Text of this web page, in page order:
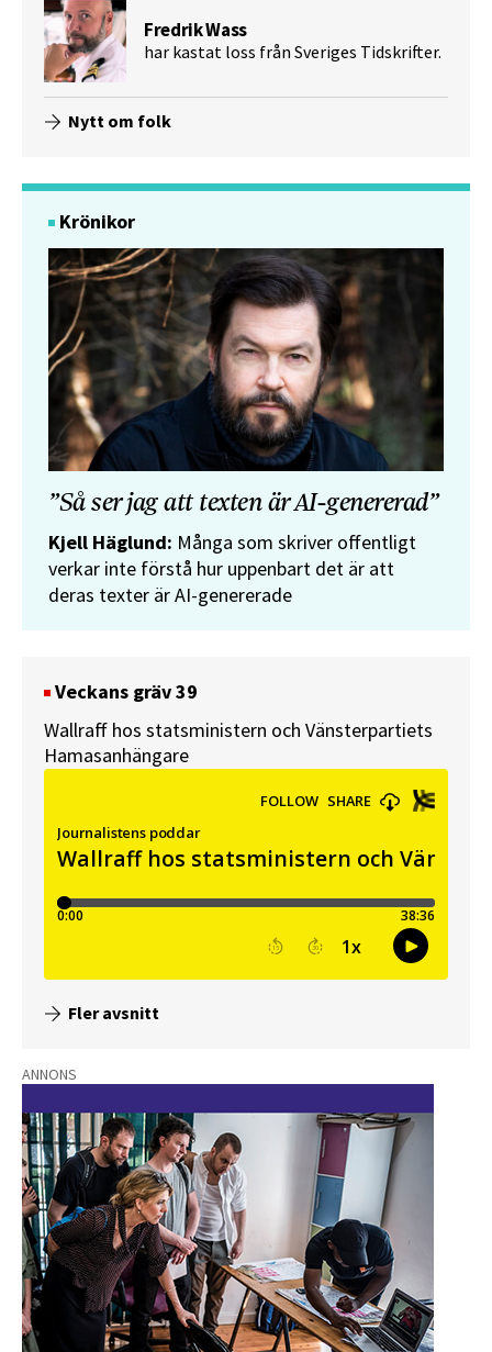
Fredrik Wass
har kastat loss från Sveriges Tidskrifter.
Nytt om folk
Krönikor
”Så ser jag att texten är AI-genererad”
Kjell Häglund: Många som skriver offentligt
verkar inte förstå hur uppenbart det är att
deras texter är AI-genererade
Veckans gräv 39
Wallraff hos statsministern och Vänsterpartiets
Hamasanhängare
Fler avsnitt
ANNONS